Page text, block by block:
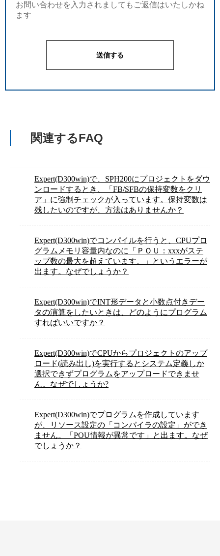
お問い合わせを入力されましてもご返信はいたしかね
ます
関連するFAQ
Expert(D300win)で、SPH200にプロジェクトをダウ
ンロードするとき、「FB/SFBの保持変数をクリ
ア」に強制チェックが入っています。保持変数は
残したいのですが、方法はありませんか？
Expert(D300win)でコンパイルを行うと、CPUプロ
グラムメモリ容量内なのに「ＰＯＵ：xxxがステ
ップ数の最大を超えています。」というエラーが
出ます。なぜでしょうか？
Expert(D300win)でINT形データと小数点付きデー
タの演算をしたいときは、どのようにプログラム
すればいいですか？
Expert(D300win)でCPUからプロジェクトのアップ
ロード(読み出し)を実行するとシステム定義しか
選択できずプログラムをアップロードできませ
ん。なぜでしょうか?
Expert(D300win)でプログラムを作成しています
が、リソース設定の「コンパイラの設定」ができ
ません。「POU情報が異常です」と出ます。なぜ
でしょうか？